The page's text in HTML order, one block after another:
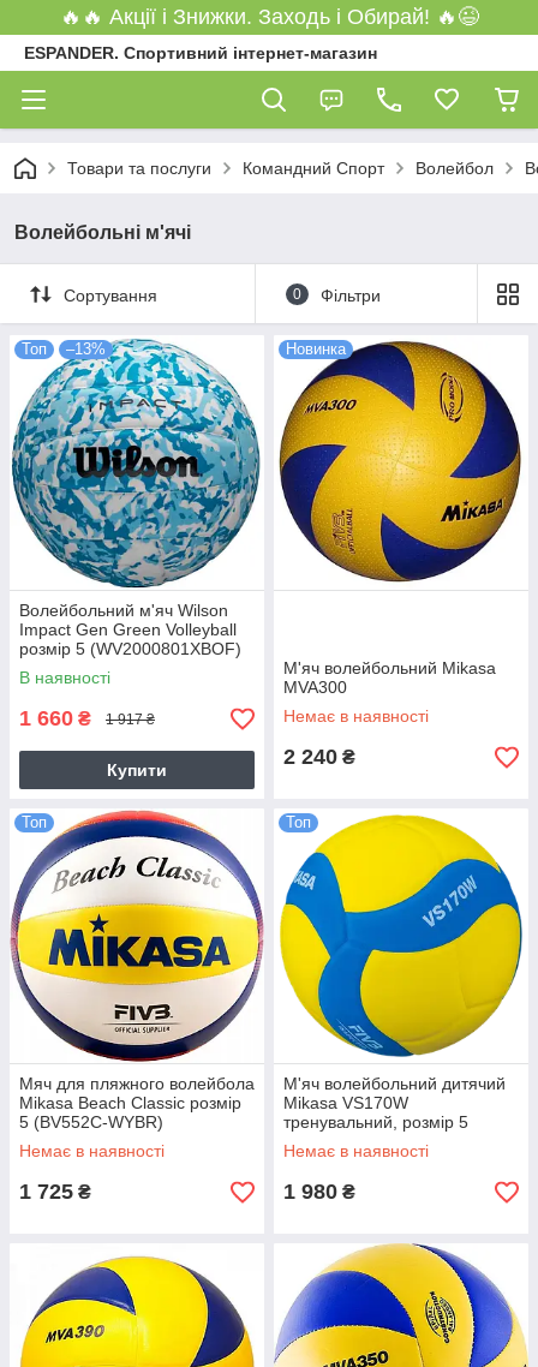
🔥🔥 Акції і Знижки. Заходь і Обирай! 🔥😉
ESPANDER. Спортивний інтернет-магазин
Товари та послуги Командний Спорт Волейбол
Волейбольні м'ячі
Сортування 0 Фільтри
Топ –13%
Волейбольний м'яч Wilson
Impact Gen Green Volleyball
розмір 5 (WV2000801XBOF)
В наявності
1 660 ₴ 1 917 ₴
Купити
Новинка
М'яч волейбольний Mikasa
MVA300
Немає в наявності
2 240 ₴
Топ
Мяч для пляжного волейбола
Mikasa Beach Classic розмір
5 (BV552C-WYBR)
Немає в наявності
1 725 ₴
Топ
М'яч волейбольний дитячий
Mikasa VS170W
тренувальний, розмір 5
(VS170W)
Немає в наявності
1 980 ₴